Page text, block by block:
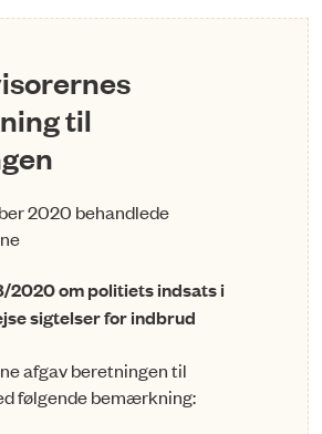
til
2020 behandlede
2020 om politiets indsats i
sigtelser for indbrud
afgav beretningen til
følgende bemærkning: